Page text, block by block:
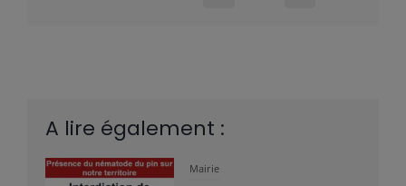
A lire également :
Mairie